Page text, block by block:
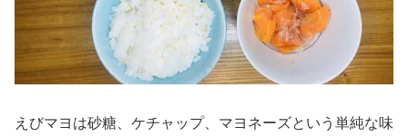
えびマヨは砂糖、ケチャップ、マヨネーズという単純な味